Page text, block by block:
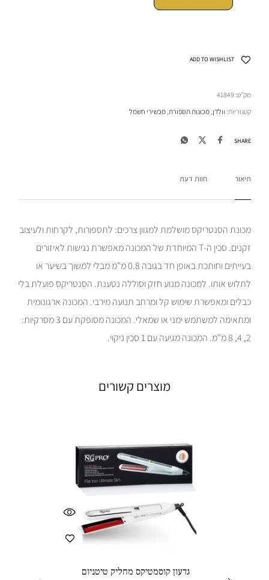
ADD TO WISHLIST
מק"ט: 41849
קטגוריות: וולדן, מכונות תספורת, מכשירי חשמל
SHARE
תיאור חוות דעת
מכונת הסנטריקס מושלמת למגוון צרכים: לתספורות, לקרחות ולעיצוב
זקנים. סכין ה-T המיוחדת של המכונה מאפשרת נגישות לאיזורים
בעייתים וחותכת באופן חד בגובה 0.8 מ"מ מבלי למשוך בשיער או
לתלוש אותו. למכונה מנוע חזק וסוללה נטענת. הסנטריקס פועלת בלי
כבלים ומאפשרת שימוש קל ומרחב תנועה מירבי. המכונה ארגונומית
ומתאימה למשתמש ימני או שמאלי. המכונה מסופקת עם 3 מסרקיות:
2, 4, 8 מ"מ. המכונה מגיעה עם 1 סכין ניקוי.
מוצרים קשורים
גדעון קוסמטיקס מחליק טיטניום